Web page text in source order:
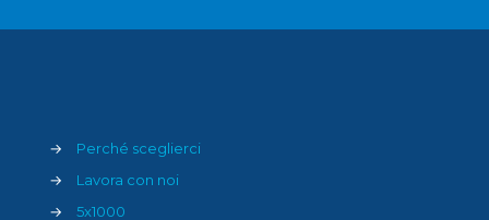
→
Perché sceglierci
→
Lavora con noi
→
5x1000